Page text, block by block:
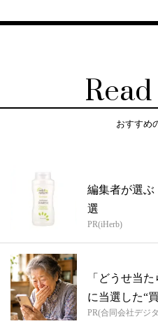
おすすめ
編集者が選ぶ
選
PR(iHerb)
「どうせ当
に当選した“
PR(合同会社デジ